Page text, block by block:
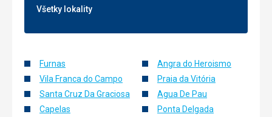
Všetky lokality
Furnas
Vila Franca do Campo
Santa Cruz Da Graciosa
Capelas
Angra do Heroismo
Praia da Vitória
Agua De Pau
Ponta Delgada